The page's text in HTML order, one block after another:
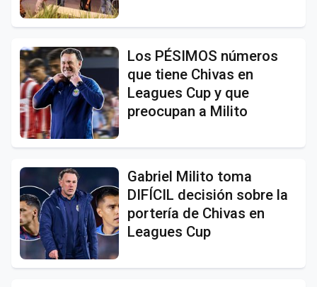
Los PÉSIMOS números
que tiene Chivas en
Leagues Cup y que
preocupan a Milito
Gabriel Milito toma
DIFÍCIL decisión sobre la
portería de Chivas en
Leagues Cup